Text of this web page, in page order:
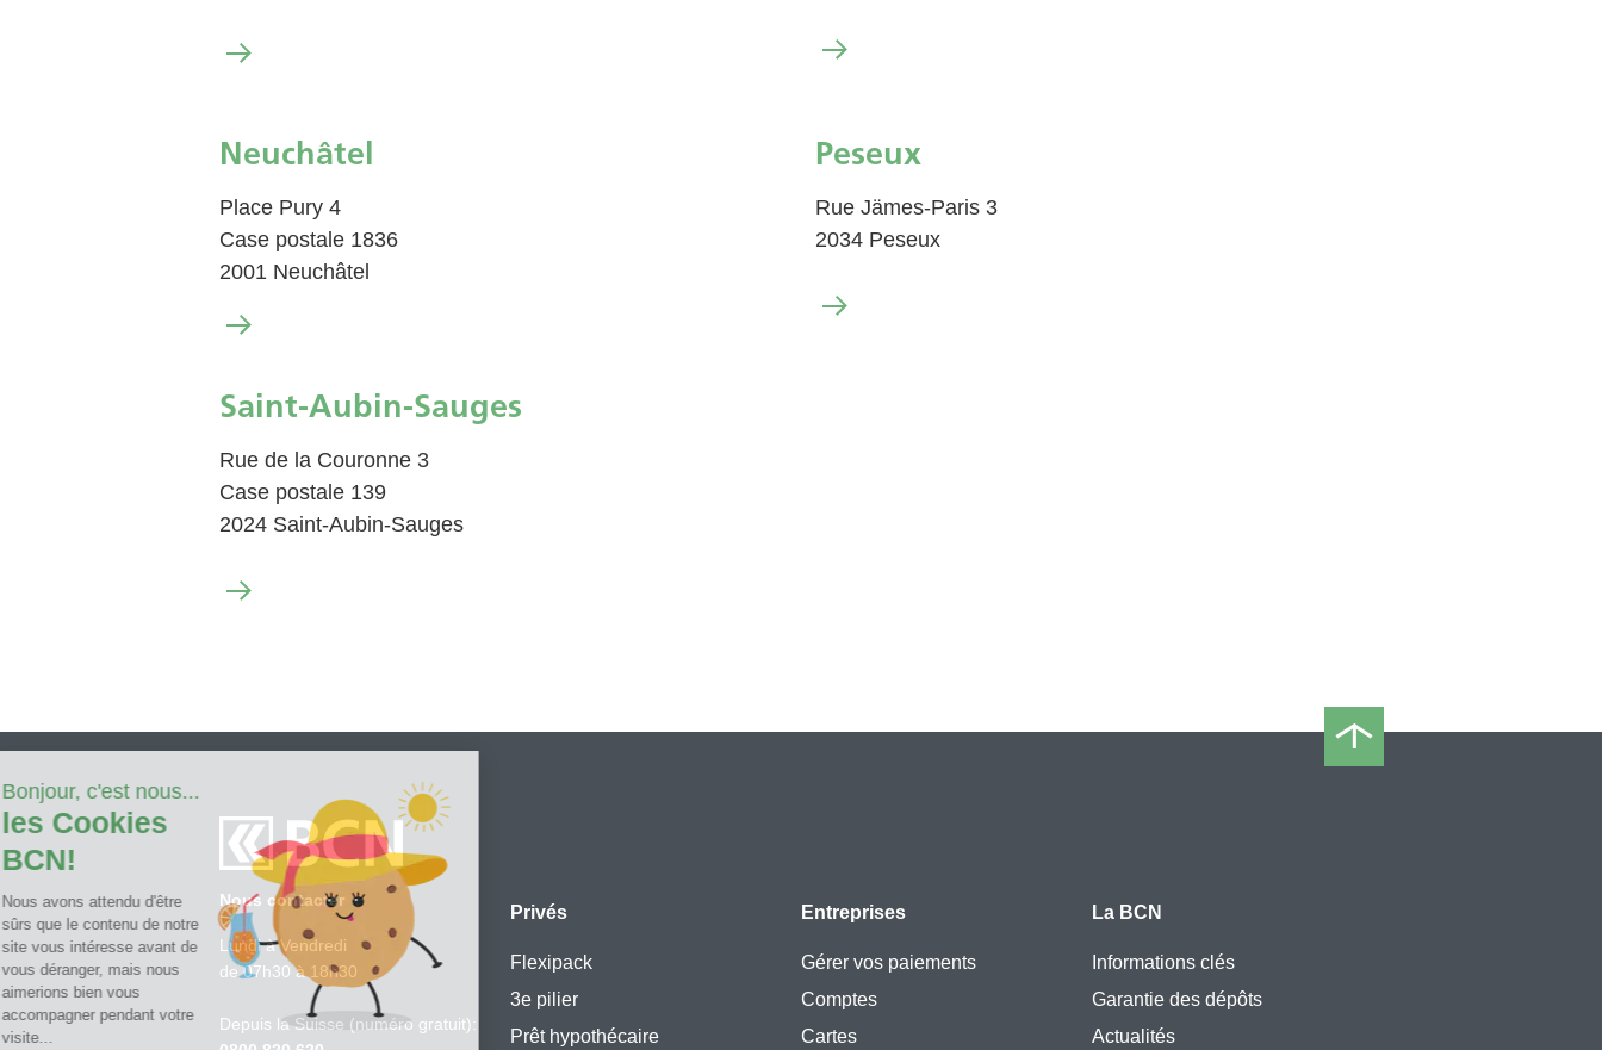
Neuchâtel
Place Pury 4
Case postale 1836
2001 Neuchâtel
Peseux
Rue Jämes-Paris 3
2034 Peseux
Saint-Aubin-Sauges
Rue de la Couronne 3
Case postale 139
2024 Saint-Aubin-Sauges
Nous contacter
Lundi à Vendredi
de 07h30 à 18h30
Depuis la Suisse (numéro gratuit):
Privés
Flexipack
3e pilier
Prêt hypothécaire
Entreprises
Gérer vos paiements
Comptes
Cartes
La BCN
Informations clés
Garantie des dépôts
Actualités